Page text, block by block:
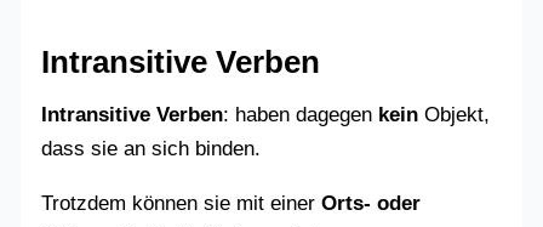
Intransitive Verben
Intransitive Verben: haben dagegen kein Objekt,
dass sie an sich binden.
Trotzdem können sie mit einerOrts- oder